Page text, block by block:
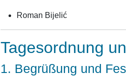
Roman Bijelić
Tagesordnung
1. Begrüßung und